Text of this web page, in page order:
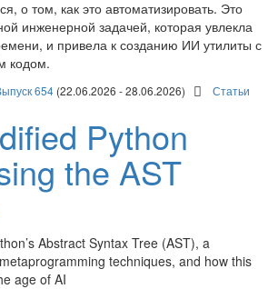
о том, как это автоматизировать. Это
инженерной задачей, которая увлекла
и привела к созданию ИИ утилиты с
кодом.
654 (22.06.2026 - 28.06.2026) Статьи
Python
the AST
Abstract Syntax Tree (AST), a
techniques, and how this
age of AI